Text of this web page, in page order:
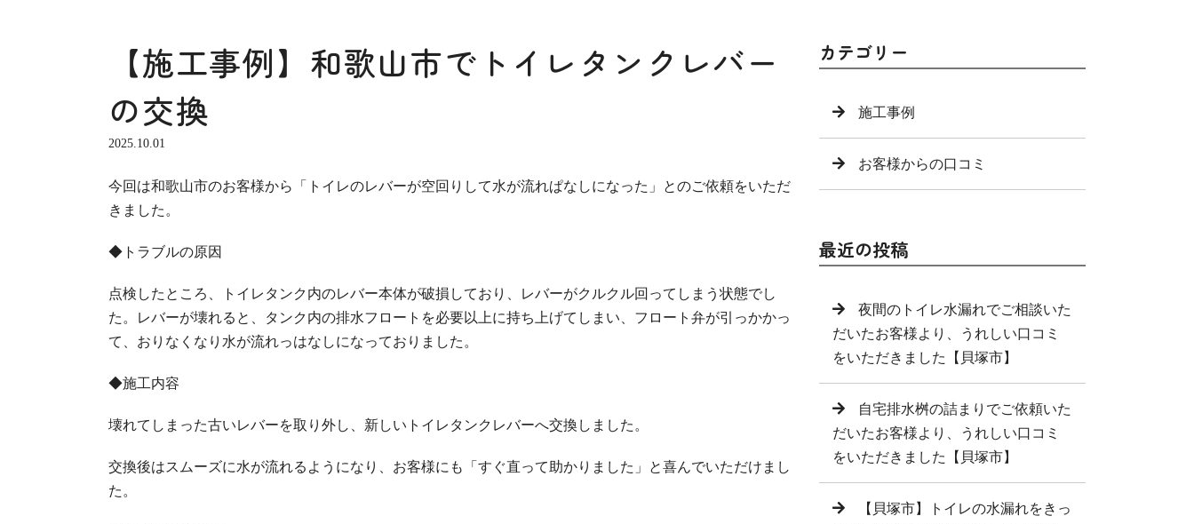
【施工事例】和歌山市でトイレタンクレバー
の交換
2025.10.01
今回は和歌山市のお客様から「トイレのレバーが空回りして水が流れぱなしになった」とのご依頼をいただ
きました。
◆トラブルの原因
点検したところ、トイレタンク内のレバー本体が破損しており、レバーがクルクル回ってしまう状態でし
た。レバーが壊れると、タンク内の排水フロートを必要以上に持ち上げてしまい、フロート弁が引っかかっ
て、おりなくなり水が流れっはなしになっておりました。
◆施工内容
壊れてしまった古いレバーを取り外し、新しいトイレタンクレバーへ交換しました。
交換後はスムーズに水が流れるようになり、お客様にも「すぐ直って助かりました」と喜んでいただけまし
た。
カテゴリー
施工事例
お客様からの口コミ
最近の投稿
夜間のトイレ水漏れでご相談いた
だいたお客様より、うれしい口コミ
をいただきました【貝塚市】
自宅排水桝の詰まりでご依頼いた
だいたお客様より、うれしい口コミ
をいただきました【貝塚市】
【貝塚市】トイレの水漏れをきっ